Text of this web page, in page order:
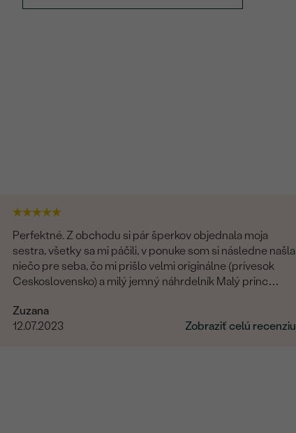
Perfektné. Z obchodu si pár šperkov objednala moja
sestra, všetky sa mi páčili, v ponuke som si následne našla
niečo pre seba, čo mi prišlo velmi originálne (prívesok
Ceskoslovensko) a milý jemný náhrdelník Malý princ
Obchod a tovar odporúčam, kto hladá šperk, urcite si
nájde to svoje.
Zuzana
12.07.2023
Zobraziť celú recenziu